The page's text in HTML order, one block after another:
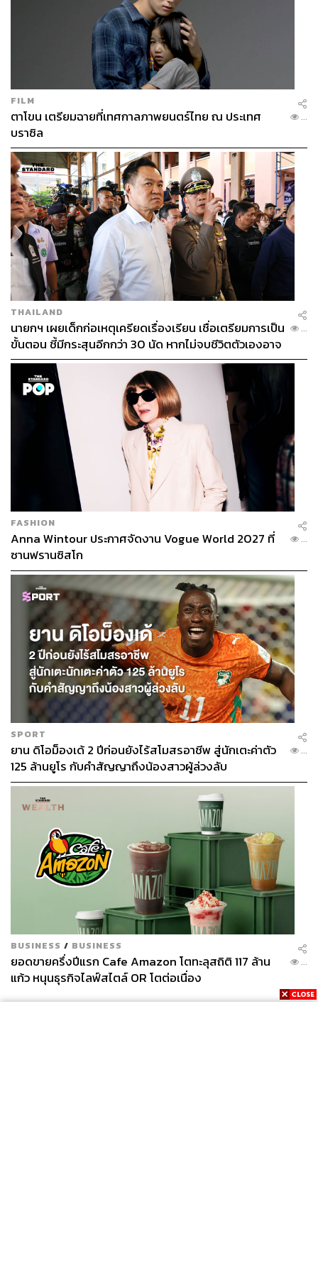
สำหรับท่านที่ต้องการ Walk-in
สามารถลงทะเบียนหน้างานก่อนเริ่มแต่ละ
Session 45 นาที บริเวณ Expertise Room
หากมาหลังจากที่เริ่มแต่ละ Session ไปแล้ว 15
นาที ที่นั่งของท่านจะถูกส่งต่อให้ผู้เข้าร่วมงาน
ท่านอื่น
หมายเหตุ: ที่นั่งมีจำนวนจำกัด หากมาลงทะเบียน
ร่วมงานที่ลงทะเบียนมาก่อนหน้าสละสิทธิ์แทน
หมายเหตุ: ทางผู้จัดงานได้แบ่งสัดส่วนที่นั่งสำหรับการลง
ทะเบียนล่วงหน้าและการ Walk-in ไว้ ดังนั้นผู้ลงทะเบียนทั้ง 2
ช่องทางจะสามารถเข้าห้องพร้อมกันเมื่อเริ่มแต่ละ Session
ได้เลย
#TheSecretSauceSummit2024
ดู Agenda ของงานได้ที่ Website :THE STANDARD
อัปเดตข่าวสารได้ที่ Facebook :The Secret Sauce
TAGS: The Secret Sauce Summit
The Secret Sauce Summit 2024
ABOUT THE AUTHOR
THE STANDARD TEAM
กองบรรณาธิการ THE STANDARD
FILM
ตาโขน เตรียมฉายที่เทศกาลภาพยนตร์ไทย ณ ประเทศ
บราซิล
...
THAILAND
นายกฯ เผยเด็กก่อเหตุเครียดเรื่องเรียน เชื่อเตรียมการเป็น
ขั้นตอน ชี้มีกระสุนอีกกว่า 30 นัด หากไม่จบชีวิตตัวเองอาจ
สูญเสียเพิ่ม
...
FASHION
Anna Wintour ประกาศจัดงาน Vogue World 2027 ที่
ซานฟรานซิสโก
...
SPORT
ยาน ดิโอม็องเด้ 2 ปีก่อนยังไร้สโมสรอาชีพ สู่นักเตะค่าตัว
125 ล้านยูโร กับคำสัญญาถึงน้องสาวผู้ล่วงลับ
...
BUSINESS / BUSINESS
ยอดขายครึ่งปีแรก Cafe Amazon โตทะลุสถิติ 117 ล้าน
แก้ว หนุนธุรกิจไลฟ์สไตล์ OR โตต่อเนื่อง
...